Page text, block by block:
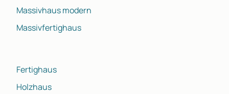
Massivhaus modern
Massivfertighaus
Fertighaus
Holzhaus